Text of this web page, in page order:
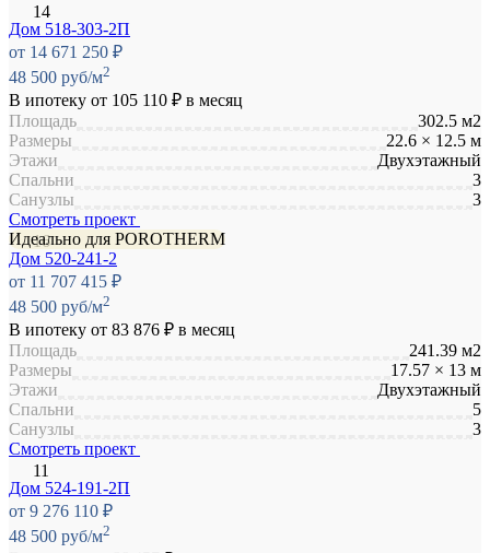
Дом 518-303-2П
от 14 671 250 ₽
48 500 руб/м2
В ипотеку от 105 110 ₽ в месяц
Площадь
302.5 м2
Размеры
22.6 × 12.5 м
Этажи
Двухэтажный
Спальни
3
Санузлы
3
Смотреть проект
Идеально для POROTHERM
Дом 520-241-2
от 11 707 415 ₽
48 500 руб/м2
В ипотеку от 83 876 ₽ в месяц
Площадь
241.39 м2
Размеры
17.57 × 13 м
Этажи
Двухэтажный
Спальни
5
Санузлы
3
Смотреть проект
Дом 524-191-2П
от 9 276 110 ₽
48 500 руб/м2